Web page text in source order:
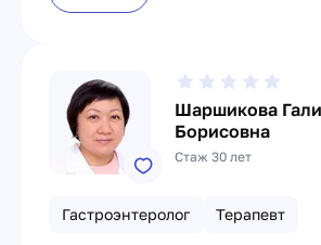
Шаршикова
Борисовна
Стаж 30 лет
Гастроэнтеролог Терапевт